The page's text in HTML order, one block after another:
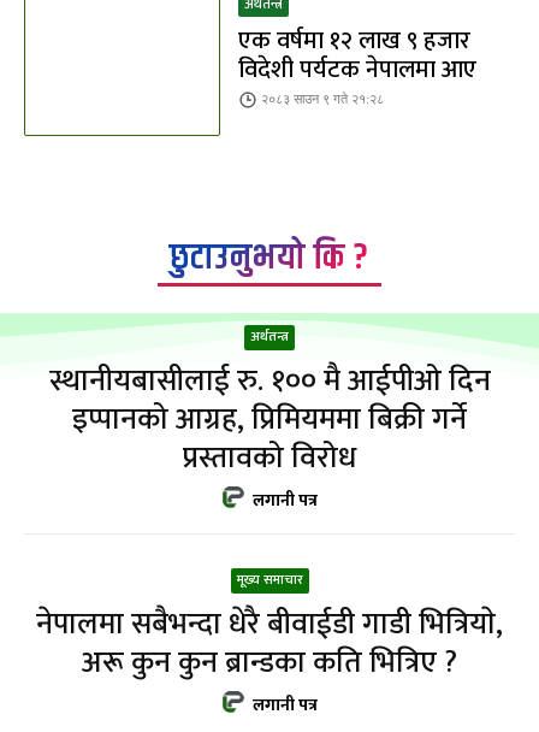
एक वर्षमा १२ लाख ९ हजार
विदेशी पर्यटक नेपालमा आए
२०८३ साउन ९ गते २१:२८
छुटाउनुभयो कि ?
अर्थतन्त्र
स्थानीयबासीलाई रु. १०० मै आईपीओ दिन
इप्पानको आग्रह, प्रिमियममा बिक्री गर्ने
प्रस्तावको विरोध
लगानी पत्र
मूख्य समाचार
नेपालमा सबैभन्दा धेरै बीवाईडी गाडी भित्रियाे,
अरू कुन कुन ब्रान्डका कति भित्रिए ?
लगानी पत्र